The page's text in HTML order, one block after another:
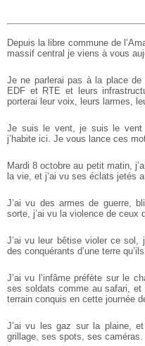
Depuis la libre commune de
massif central je viens à vous
Je ne parlerai pas à la place
EDF et RTE et leurs
porterai leur voix, leurs larmes,
Je suis le vent, je suis le vent
j’habite ici. Je vous lance ces
Mardi 8 octobre au petit matin,
la vie, et j’ai vu ses éclats jetés
J’ai vu des armes de guerre,
sorte, j’ai vu la violence de ceux
J’ai vu leur bêtise violer ce sol,
des conquérants d’une terre
J’ai vu l’infâme préfète sur le
ses soldats comme au safari, et
terrain conquis en cette journée
J’ai vu les gaz sur la plaine,
grillage, ses spots, ses caméras.